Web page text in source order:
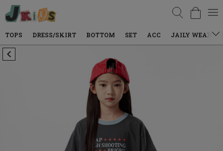
검색
DRESS/SKIRT BOTTOM SET ACC JAILY WEAR DENIM